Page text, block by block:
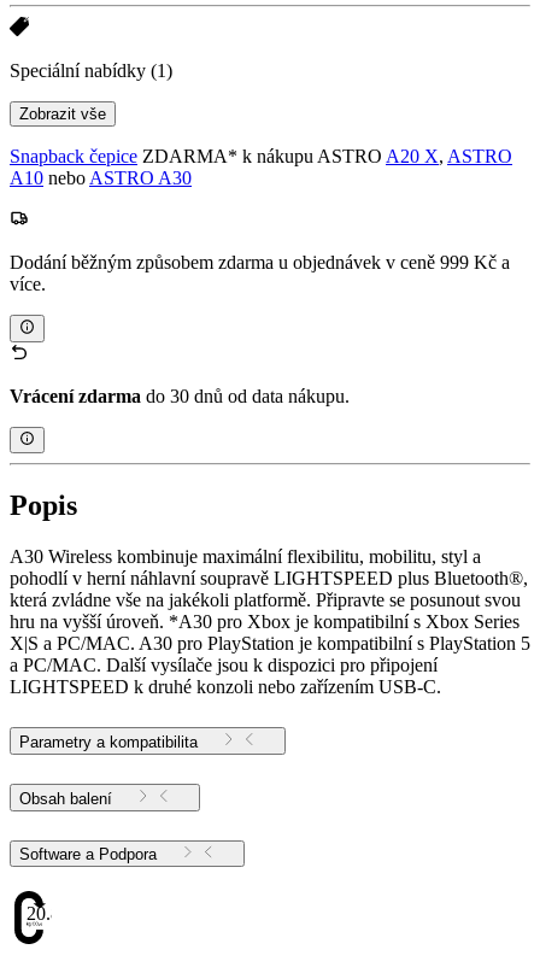
Speciální nabídky (1)
Zobrazit vše
Snapback čepice ZDARMA* k nákupu ASTRO A20 X, ASTRO
A10 nebo ASTRO A30
Dodání běžným způsobem zdarma u objednávek v ceně 999 Kč a
více.
Vrácení zdarma do 30 dnů od data nákupu.
Popis
A30 Wireless kombinuje maximální flexibilitu, mobilitu, styl a
pohodlí v herní náhlavní soupravě LIGHTSPEED plus Bluetooth®,
která zvládne vše na jakékoli platformě. Připravte se posunout svou
hru na vyšší úroveň. *A30 pro Xbox je kompatibilní s Xbox Series
X|S a PC/MAC. A30 pro PlayStation je kompatibilní s PlayStation 5
a PC/MAC. Další vysílače jsou k dispozici pro připojení
LIGHTSPEED k druhé konzoli nebo zařízením USB-C.
Parametry a kompatibilita
Obsah balení
Software a Podpora
20.82